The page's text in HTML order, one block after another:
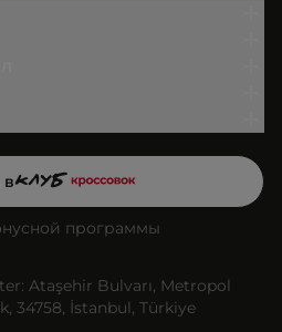
в
программы
Ataşehir Bulvarı, Metropol
34758, İstanbul, Türkiye